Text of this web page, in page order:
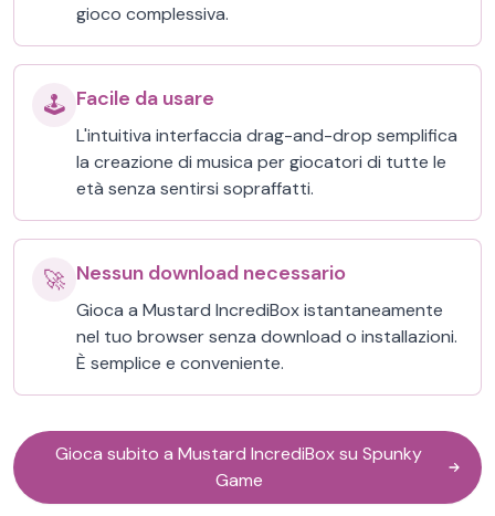
gioco complessiva.
🕹️ Facile da usare
L'intuitiva interfaccia drag-and-drop semplifica
la creazione di musica per giocatori di tutte le
età senza sentirsi sopraffatti.
🚀 Nessun download necessario
Gioca a Mustard IncrediBox istantaneamente
nel tuo browser senza download o installazioni.
È semplice e conveniente.
Gioca subito a Mustard IncrediBox su Spunky
Game